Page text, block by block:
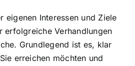
eigenen Interessen und Ziele
erfolgreiche Verhandlungen
Grundlegend ist es, klar
erreichen möchten und